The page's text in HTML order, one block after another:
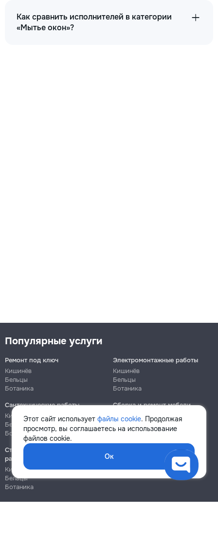
Как сравнить исполнителей в категории
«Мытье окон»?
Этот сайт использует файлы cookie. Продолжая
просмотр, вы соглашаетесь на использование
файлов cookie.
Ок
Популярные услуги
Ремонт под ключ
Кишинёв
Бельцы
Ботаника
Электромонтажные работы
Кишинёв
Бельцы
Ботаника
Сантехнические работы
Кишинёв
Бельцы
Ботаника
Сборка и ремонт мебели
Кишинёв
Ботаника
Строительно-монтажные
работы
Кишинёв
Бельцы
Ботаника